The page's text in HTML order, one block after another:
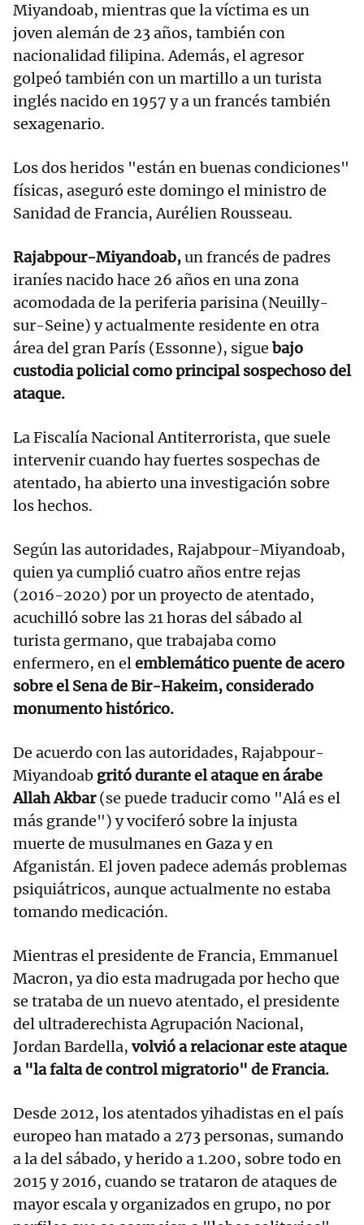
Miyandoab, mientras que la víctima es un
joven alemán de 23 años, también con
nacionalidad filipina. Además, el agresor
golpeó también con un martillo a un turista
inglés nacido en 1957 y a un francés también
sexagenario.
Los dos heridos "están en buenas condiciones"
físicas, aseguró este domingo el ministro de
Sanidad de Francia, Aurélien Rousseau.
Rajabpour-Miyandoab,un francés de padres
iraníes nacido hace 26 años en una zona
acomodada de la periferia parisina (Neuilly-
sur-Seine) y actualmente residente en otra
área del gran París (Essonne), sigue bajo
custodia policial como principal sospechoso del
ataque.
La Fiscalía Nacional Antiterrorista, que suele
intervenir cuando hay fuertes sospechas de
atentado, ha abierto una investigación sobre
los hechos.
Según las autoridades, Rajabpour-Miyandoab,
quien ya cumplió cuatro años entre rejas
(2016-2020) por un proyecto de atentado,
acuchilló sobre las 21 horas del sábado al
turista germano, que trabajaba como
enfermero, en elemblemático puente de acero
sobre el Sena de Bir-Hakeim, considerado
monumento histórico.
De acuerdo con las autoridades, Rajabpour-
Miyandoab gritó durante el ataque en árabe
Allah Akbar(se puede traducir como "Alá es el
más grande") y vociferó sobre la injusta
muerte de musulmanes en Gaza y en
Afganistán. El joven padece además problemas
psiquiátricos, aunque actualmente no estaba
tomando medicación.
Mientras el presidente de Francia, Emmanuel
Macron, ya dio esta madrugada por hecho que
se trataba de un nuevo atentado, el presidente
del ultraderechista Agrupación Nacional,
Jordan Bardella, volvió a relacionar este ataque
a "la falta de control migratorio" de Francia.
Desde 2012, los atentados yihadistas en el país
europeo han matado a 273 personas, sumando
a la del sábado, y herido a 1.200, sobre todo en
2015 y 2016, cuando se trataron de ataques de
mayor escala y organizados en grupo, no por